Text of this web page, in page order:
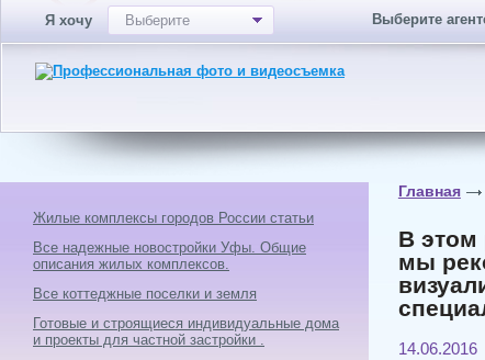
Я хочу Выберите Выберите
Главная
В этом
мы
14.06.2016
Жилые комплексы городов России статьи
Все надежные новостройки Уфы. Общие
описания жилых комплексов.
Все коттеджные поселки и земля
Готовые и строящиеся индивидуальные дома
и проекты для частной застройки .